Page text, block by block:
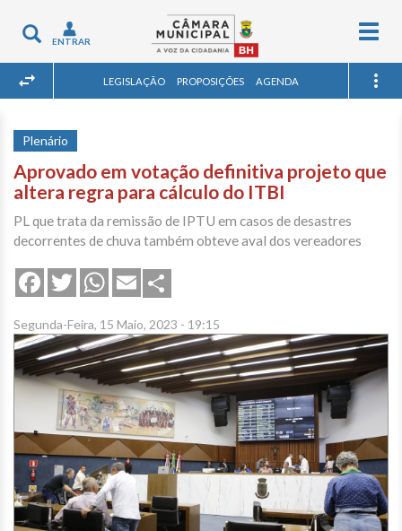
Toggle
navigation
ENTRAR
LEGISLAÇÃO PROPOSIÇÕES AGENDA
Plenário
Aprovado em votação definitiva projeto que
altera regra para cálculo do ITBI
PL que trata da remissão de IPTU em casos de desastres
decorrentes de chuva também obteve aval dos vereadores
FacebookTwitterWhatsApp
Email
Segunda-Feira, 15 Maio, 2023 - 19:15